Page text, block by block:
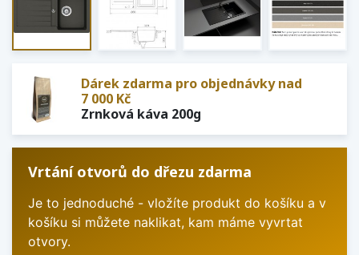
Dárek zdarma pro objednávky nad
7 000 Kč
Zrnková káva 200g
Vrtání otvorů do dřezu zdarma
Je to jednoduché - vložíte produkt do košíku a v
košíku si můžete naklikat, kam máme vyvrtat
otvory.